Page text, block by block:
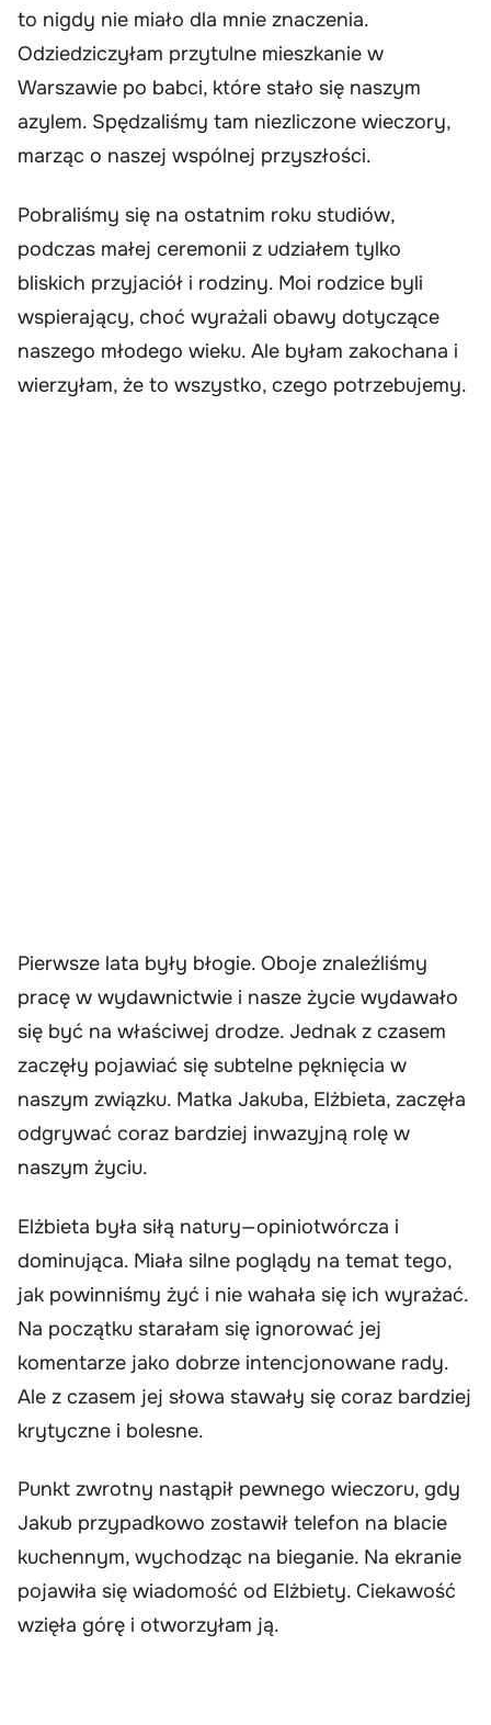
to nigdy nie miało dla mnie znaczenia.
Odziedziczyłam przytulne mieszkanie w
Warszawie po babci, które stało się naszym
azylem. Spędzaliśmy tam niezliczone wieczory,
marząc o naszej wspólnej przyszłości.
Pobraliśmy się na ostatnim roku studiów,
podczas małej ceremonii z udziałem tylko
bliskich przyjaciół i rodziny. Moi rodzice byli
wspierający, choć wyrażali obawy dotyczące
naszego młodego wieku. Ale byłam zakochana i
wierzyłam, że to wszystko, czego potrzebujemy.
Pierwsze lata były błogie. Oboje znaleźliśmy
pracę w wydawnictwie i nasze życie wydawało
się być na właściwej drodze. Jednak z czasem
zaczęły pojawiać się subtelne pęknięcia w
naszym związku. Matka Jakuba, Elżbieta, zaczęła
odgrywać coraz bardziej inwazyjną rolę w
naszym życiu.
Elżbieta była siłą natury—opiniotwórcza i
dominująca. Miała silne poglądy na temat tego,
jak powinniśmy żyć i nie wahała się ich wyrażać.
Na początku starałam się ignorować jej
komentarze jako dobrze intencjonowane rady.
Ale z czasem jej słowa stawały się coraz bardziej
krytyczne i bolesne.
Punkt zwrotny nastąpił pewnego wieczoru, gdy
Jakub przypadkowo zostawił telefon na blacie
kuchennym, wychodząc na bieganie. Na ekranie
pojawiła się wiadomość od Elżbiety. Ciekawość
wzięła górę i otworzyłam ją.